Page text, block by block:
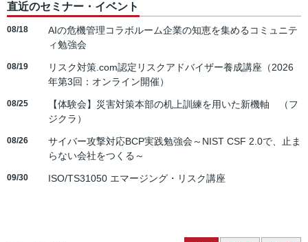
直近のセミナー・イベント
08/18
AIの危機管理コラボルーム企業の知恵を集めるコミュニテ
ィ勉強会
08/19
リスク対策.com認定リスクアドバイザー養成講座（2026
年第3回：オンライン開催）
08/25
【体験会】災害対策本部の机上訓練を用いた新機軸 （フ
ジクラ）
08/26
サイバー攻撃対応BCP実践勉強会～NIST CSF 2.0で、止ま
らない会社をつくる～
09/30 ISO/TS31050 エマージング・リスク講座